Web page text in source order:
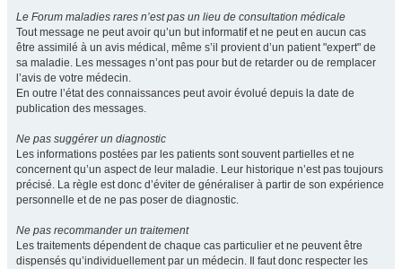
Le Forum maladies rares n’est pas un lieu de consultation médicale
Tout message ne peut avoir qu’un but informatif et ne peut en aucun cas
être assimilé à un avis médical, même s’il provient d’un patient "expert" de
sa maladie. Les messages n’ont pas pour but de retarder ou de remplacer
l’avis de votre médecin.
En outre l’état des connaissances peut avoir évolué depuis la date de
publication des messages.
Ne pas suggérer un diagnostic
Les informations postées par les patients sont souvent partielles et ne
concernent qu’un aspect de leur maladie. Leur historique n’est pas toujours
précisé. La règle est donc d’éviter de généraliser à partir de son expérience
personnelle et de ne pas poser de diagnostic.
Ne pas recommander un traitement
Les traitements dépendent de chaque cas particulier et ne peuvent être
dispensés qu’individuellement par un médecin. Il faut donc respecter les